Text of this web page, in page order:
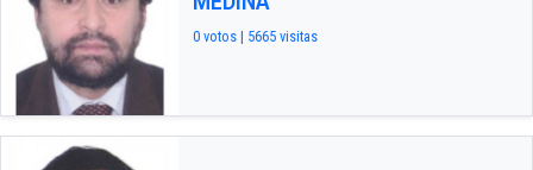
0 votos | 5665 visitas